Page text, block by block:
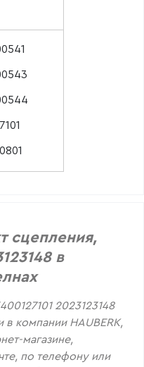
сцепления,
в
2023123148
компании HAUBERK,
магазине,
по телефону или